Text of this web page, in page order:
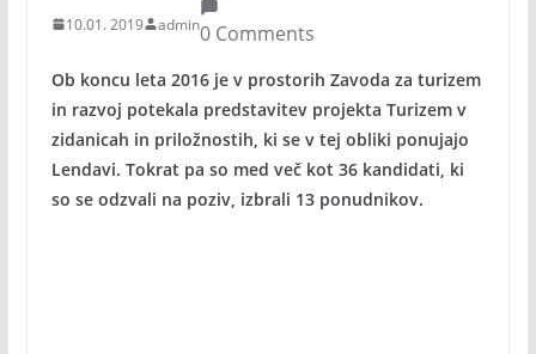
10.01. 2019 admin0 Comments
Ob koncu leta 2016 je v prostorih Zavoda za turizem
in razvoj potekala predstavitev projekta Turizem v
zidanicah in priložnostih, ki se v tej obliki ponujajo
Lendavi. Tokrat pa so med več kot 36 kandidati, ki
so se odzvali na poziv, izbrali 13 ponudnikov.